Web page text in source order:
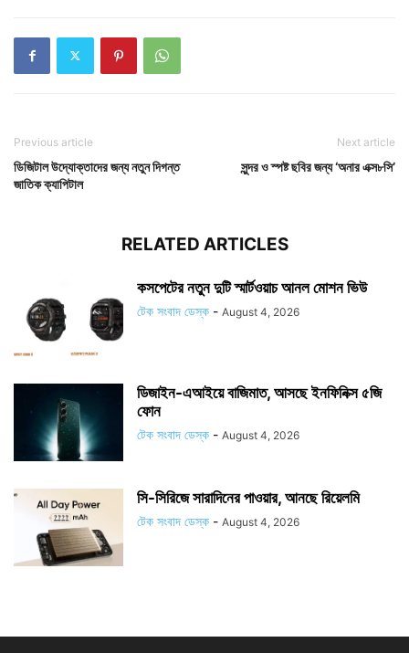
Previous article
ডিজিটাল উদ্যোক্তাদের জন্য নতুন দিগন্ত
জাতিক ক্যাপিটাল
Next article
সুন্দর ও স্পষ্ট ছবির জন্য ‘অনার এক্স৮সি’
RELATED ARTICLES
কসপেটের নতুন দুটি স্মার্টওয়াচ আনল মোশন ভিউ
টেক সংবাদ ডেস্ক - August 4, 2026
ডিজাইন-এআইয়ে বাজিমাত, আসছে ইনফিনিক্স ৫জি
ফোন
টেক সংবাদ ডেস্ক - August 4, 2026
সি-সিরিজে সারাদিনের পাওয়ার, আনছে রিয়েলমি
টেক সংবাদ ডেস্ক - August 4, 2026